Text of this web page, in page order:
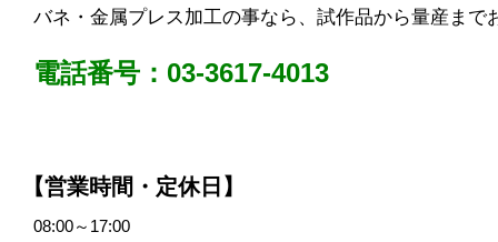
バネ・金属プレス加工の事なら、試作品から量産まで
電話番号：03-3617-4013
【営業時間・定休日】
08:00～17:00